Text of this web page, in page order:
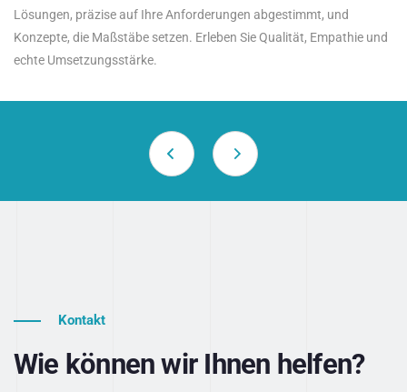
Lösungen, präzise auf Ihre Anforderungen abgestimmt, und
Konzepte, die Maßstäbe setzen. Erleben Sie Qualität, Empathie und
echte Umsetzungsstärke.
Kontakt
Wie können wir Ihnen helfen?